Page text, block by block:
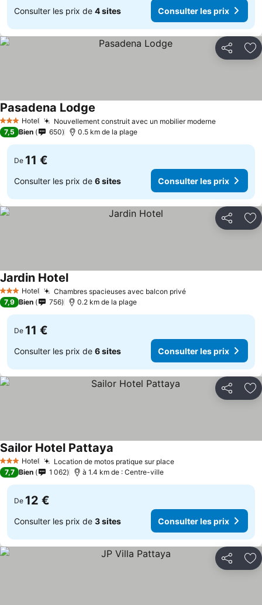
Consulter les prix de 4 sites Consulter les prix
Partager
3 ÉtoilesHotel Nouvellement construit avec un mobilier moderne
Pasadena Lodge
7,5 Bien 650 0.5 km de la plage
De 11 €
Consulter les prix de 6 sites Consulter les prix
Partager
3 ÉtoilesHotel Chambres spacieuses avec balcon privé
Jardin Hotel
7,9 Bien 756 0.2 km de la plage
De 11 €
Consulter les prix de 6 sites Consulter les prix
Partager
3 ÉtoilesHotel Location de motos pratique sur place
Sailor Hotel Pattaya
7,7 Bien 1 062 à 1.4 km de : Centre-ville
De 12 €
Consulter les prix de 3 sites Consulter les prix
Partager